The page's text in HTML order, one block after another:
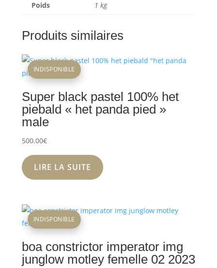
Poids 1 kg
Produits similaires
Super black pastel 100% het
piebald « het panda pied »
male
500.00€
INDISPONIBLE
LIRE LA SUITE
boa constrictor imperator img
junglow motley femelle 02 2023
INDISPONIBLE